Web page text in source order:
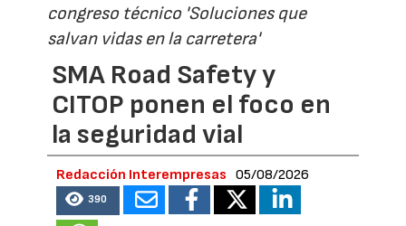
congreso técnico 'Soluciones que
salvan vidas en la carretera'
SMA Road Safety y
CITOP ponen el foco en
la seguridad vial
Redacción Interempresas 05/08/2026
390